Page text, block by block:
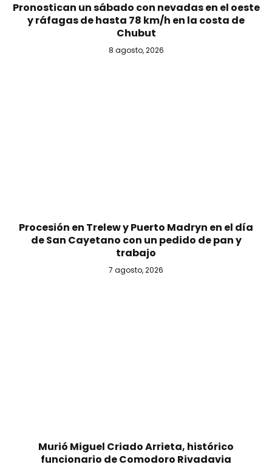
Pronostican un sábado con nevadas en el oeste
y ráfagas de hasta 78 km/h en la costa de
Chubut
8 agosto, 2026
Procesión en Trelew y Puerto Madryn en el día
de San Cayetano con un pedido de pan y
trabajo
7 agosto, 2026
Murió Miguel Criado Arrieta, histórico
funcionario de Comodoro Rivadavia